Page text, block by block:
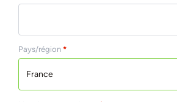
Pays/région *
France